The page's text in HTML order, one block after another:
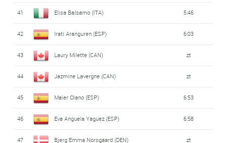
41 Elisa Balsamo (ITA) 5:46
42 Irati Aranguren (ESP) 6:03
43 Laury Milette (CAN) zt
44 Jazmine Lavergne (CAN) zt
45 Maier Olano (ESP) 6:53
46 Eva Anguela Yaguez (ESP) 6:58
47 Bjerg Emma Norsgaard (DEN) zt